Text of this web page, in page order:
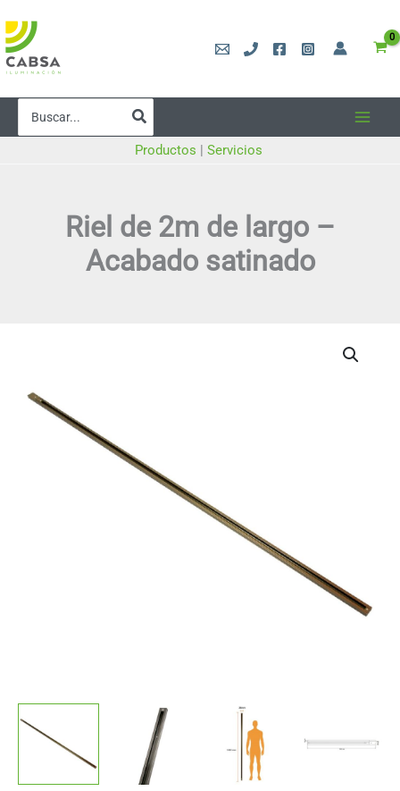
al
contenido
por:
Productos | Servicios
Riel de 2m de largo –
Acabado satinado